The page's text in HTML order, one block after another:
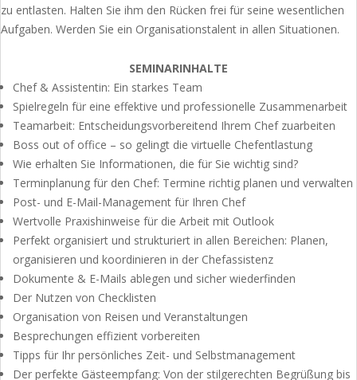
zu entlasten. Halten Sie ihm den Rücken frei für seine wesentlichen
Aufgaben. Werden Sie ein Organisationstalent in allen Situationen.
SEMINARINHALTE
Chef & Assistentin: Ein starkes Team
Spielregeln für eine effektive und professionelle Zusammenarbeit
Teamarbeit: Entscheidungsvorbereitend Ihrem Chef zuarbeiten
Boss out of office – so gelingt die virtuelle Chefentlastung
Wie erhalten Sie Informationen, die für Sie wichtig sind?
Terminplanung für den Chef: Termine richtig planen und verwalten
Post- und E-Mail-Management für Ihren Chef
Wertvolle Praxishinweise für die Arbeit mit Outlook
Perfekt organisiert und strukturiert in allen Bereichen: Planen,
organisieren und koordinieren in der Chefassistenz
Dokumente & E-Mails ablegen und sicher wiederfinden
Der Nutzen von Checklisten
Organisation von Reisen und Veranstaltungen
Besprechungen effizient vorbereiten
Tipps für Ihr persönliches Zeit- und Selbstmanagement
Der perfekte Gästeempfang: Von der stilgerechten Begrüßung bis